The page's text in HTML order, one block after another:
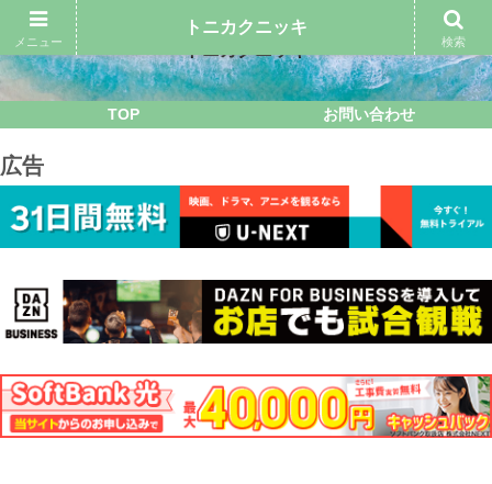
TOP お問い合わせ
広告
メニュー
トニカクニッキ
検索